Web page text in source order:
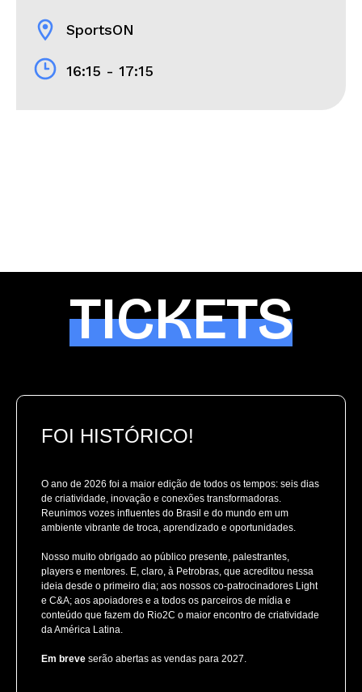
location_on SportsON
16:15 - 17:15
TICKETS
FOI HISTÓRICO!
O ano de 2026 foi a maior edição de todos os tempos: seis dias
de criatividade, inovação e conexões transformadoras.
Reunimos vozes influentes do Brasil e do mundo em um
ambiente vibrante de troca, aprendizado e oportunidades.
Nosso muito obrigado ao público presente, palestrantes,
players e mentores. E, claro, à Petrobras, que acreditou nessa
ideia desde o primeiro dia; aos nossos co-patrocinadores Light
e C&A; aos apoiadores e a todos os parceiros de mídia e
conteúdo que fazem do Rio2C o maior encontro de criatividade
da América Latina.
Em breve serão abertas as vendas para 2027.